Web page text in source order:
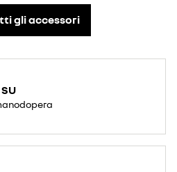
gli accessori​